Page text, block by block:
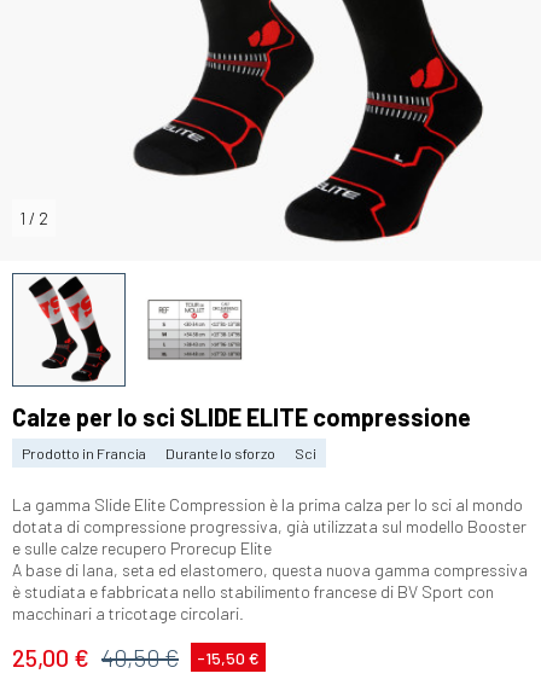
1 / 2
Calze per lo sci SLIDE ELITE compressione
Prodotto in Francia Durante lo sforzo Sci
La gamma Slide Elite Compression è la prima calza per lo sci al mondo
dotata di compressione progressiva, già utilizzata sul modello Booster
e sulle calze recupero Prorecup Elite
A base di lana, seta ed elastomero, questa nuova gamma compressiva
è studiata e fabbricata nello stabilimento francese di BV Sport con
macchinari a tricotage circolari.
25,00 € 40,50 € -15,50 €